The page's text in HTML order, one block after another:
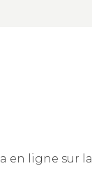
en ligne sur la